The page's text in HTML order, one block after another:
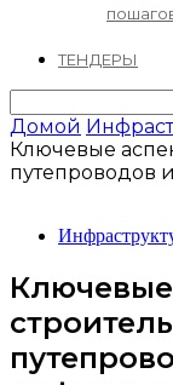
ТЕНДЕРЫ
Домой
Ключевые
путепроводов